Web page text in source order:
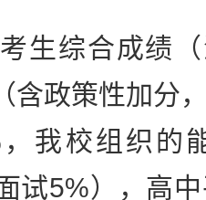
综合成绩（
含政策性加分
我校组织的
试5%），高